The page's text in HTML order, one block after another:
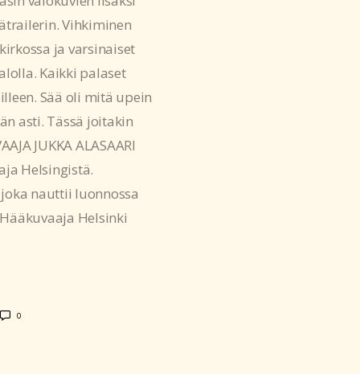
Vihkiminen
ja varsinaiset
Kaikki palaset
Sää oli mitä upein
asti. Tässä joitakin
JUKKA ALASAARI
Helsingistä.
nauttii luonnossa
Helsinki
0